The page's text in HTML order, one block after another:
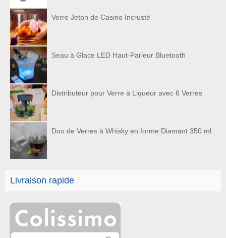
Verre Jeton de Casino Incrusté
Seau à Glace LED Haut-Parleur Bluetooth
Distributeur pour Verre à Liqueur avec 6 Verres
Duo de Verres à Whisky en forme Diamant 350 ml
Livraison rapide